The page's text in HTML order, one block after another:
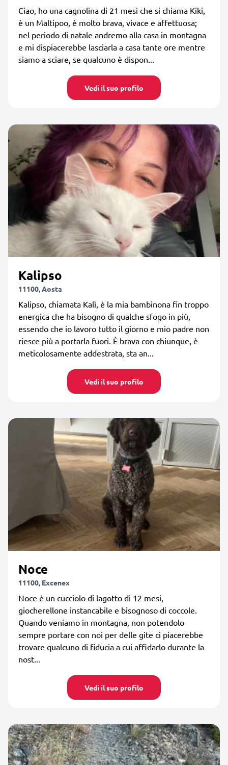
Ciao, ho una cagnolina di 21 mesi che si chiama Kiki,
è un Maltipoo, è molto brava, vivace e affettuosa;
nel periodo di natale andremo alla casa in montagna
e mi dispiacerebbe lasciarla a casa tante ore mentre
siamo a sciare, se qualcuno è dispon...
Vedi il suo profilo
Kalipso
11100, Aosta
Kalipso, chiamata Kalì, è la mia bambinona fin troppo
energica che ha bisogno di qualche sfogo in più,
essendo che io lavoro tutto il giorno e mio padre non
riesce più a portarla fuori. È brava con chiunque, è
meticolosamente addestrata, sta an...
Vedi il suo profilo
Noce
11100, Excenex
Noce è un cucciolo di lagotto di 12 mesi,
giocherellone instancabile e bisognoso di coccole.
Quando veniamo in montagna, non potendolo
sempre portare con noi per delle gite ci piacerebbe
trovare qualcuno di fiducia a cui affidarlo durante la
nost...
Vedi il suo profilo